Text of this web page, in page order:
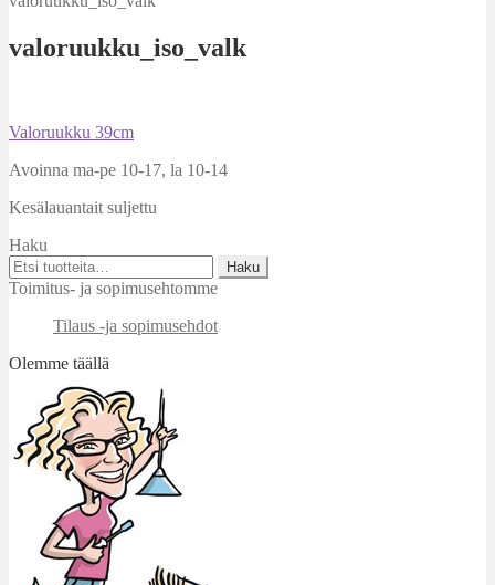
valoruukku_iso_valk
Artikkelien
selaus
Edellinen
Valoruukku 39cm
Avoinna ma-pe 10-17, la 10-14
Kesälauantait suljettu
Haku
Etsi:
Haku
Toimitus- ja sopimusehtomme
Tilaus -ja sopimusehdot
Olemme täällä